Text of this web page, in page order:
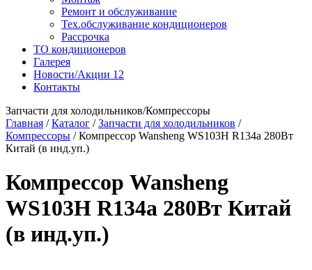
Ремонт и обслуживание
Тех.обслуживание кондиционеров
Рассрочка
ТО кондиционеров
Галерея
Новости/Акции 12
Контакты
Запчасти для холодильников/Компрессоры
Главная /Каталог /Запчасти для холодильников /
Компрессоры /Компрессор Wansheng WS103H R134a 280Вт
Китай (в инд.уп.)
Компрессор Wansheng
WS103H R134a 280Вт Китай
(в инд.уп.)